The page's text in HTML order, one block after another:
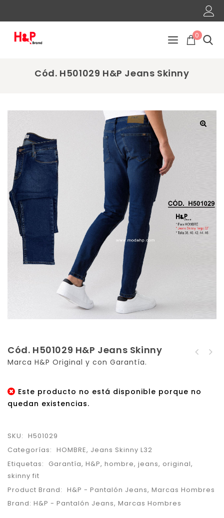
0
Cód. H501029 H&P Jeans Skinny
Cód. H501029 H&P Jeans Skinny
Marca H&P Original y con Garantía.
Este producto no está disponible porque no
quedan existencias.
SKU: H501029
Categorías: HOMBRE, Jeans Skinny L32
Etiquetas:
Garantía, H&P, hombre, jeans, original,
skinny fit
Product Brand: H&P - Pantalón Jeans, Marcas Hombres
Brand: H&P - Pantalón Jeans, Marcas Hombres